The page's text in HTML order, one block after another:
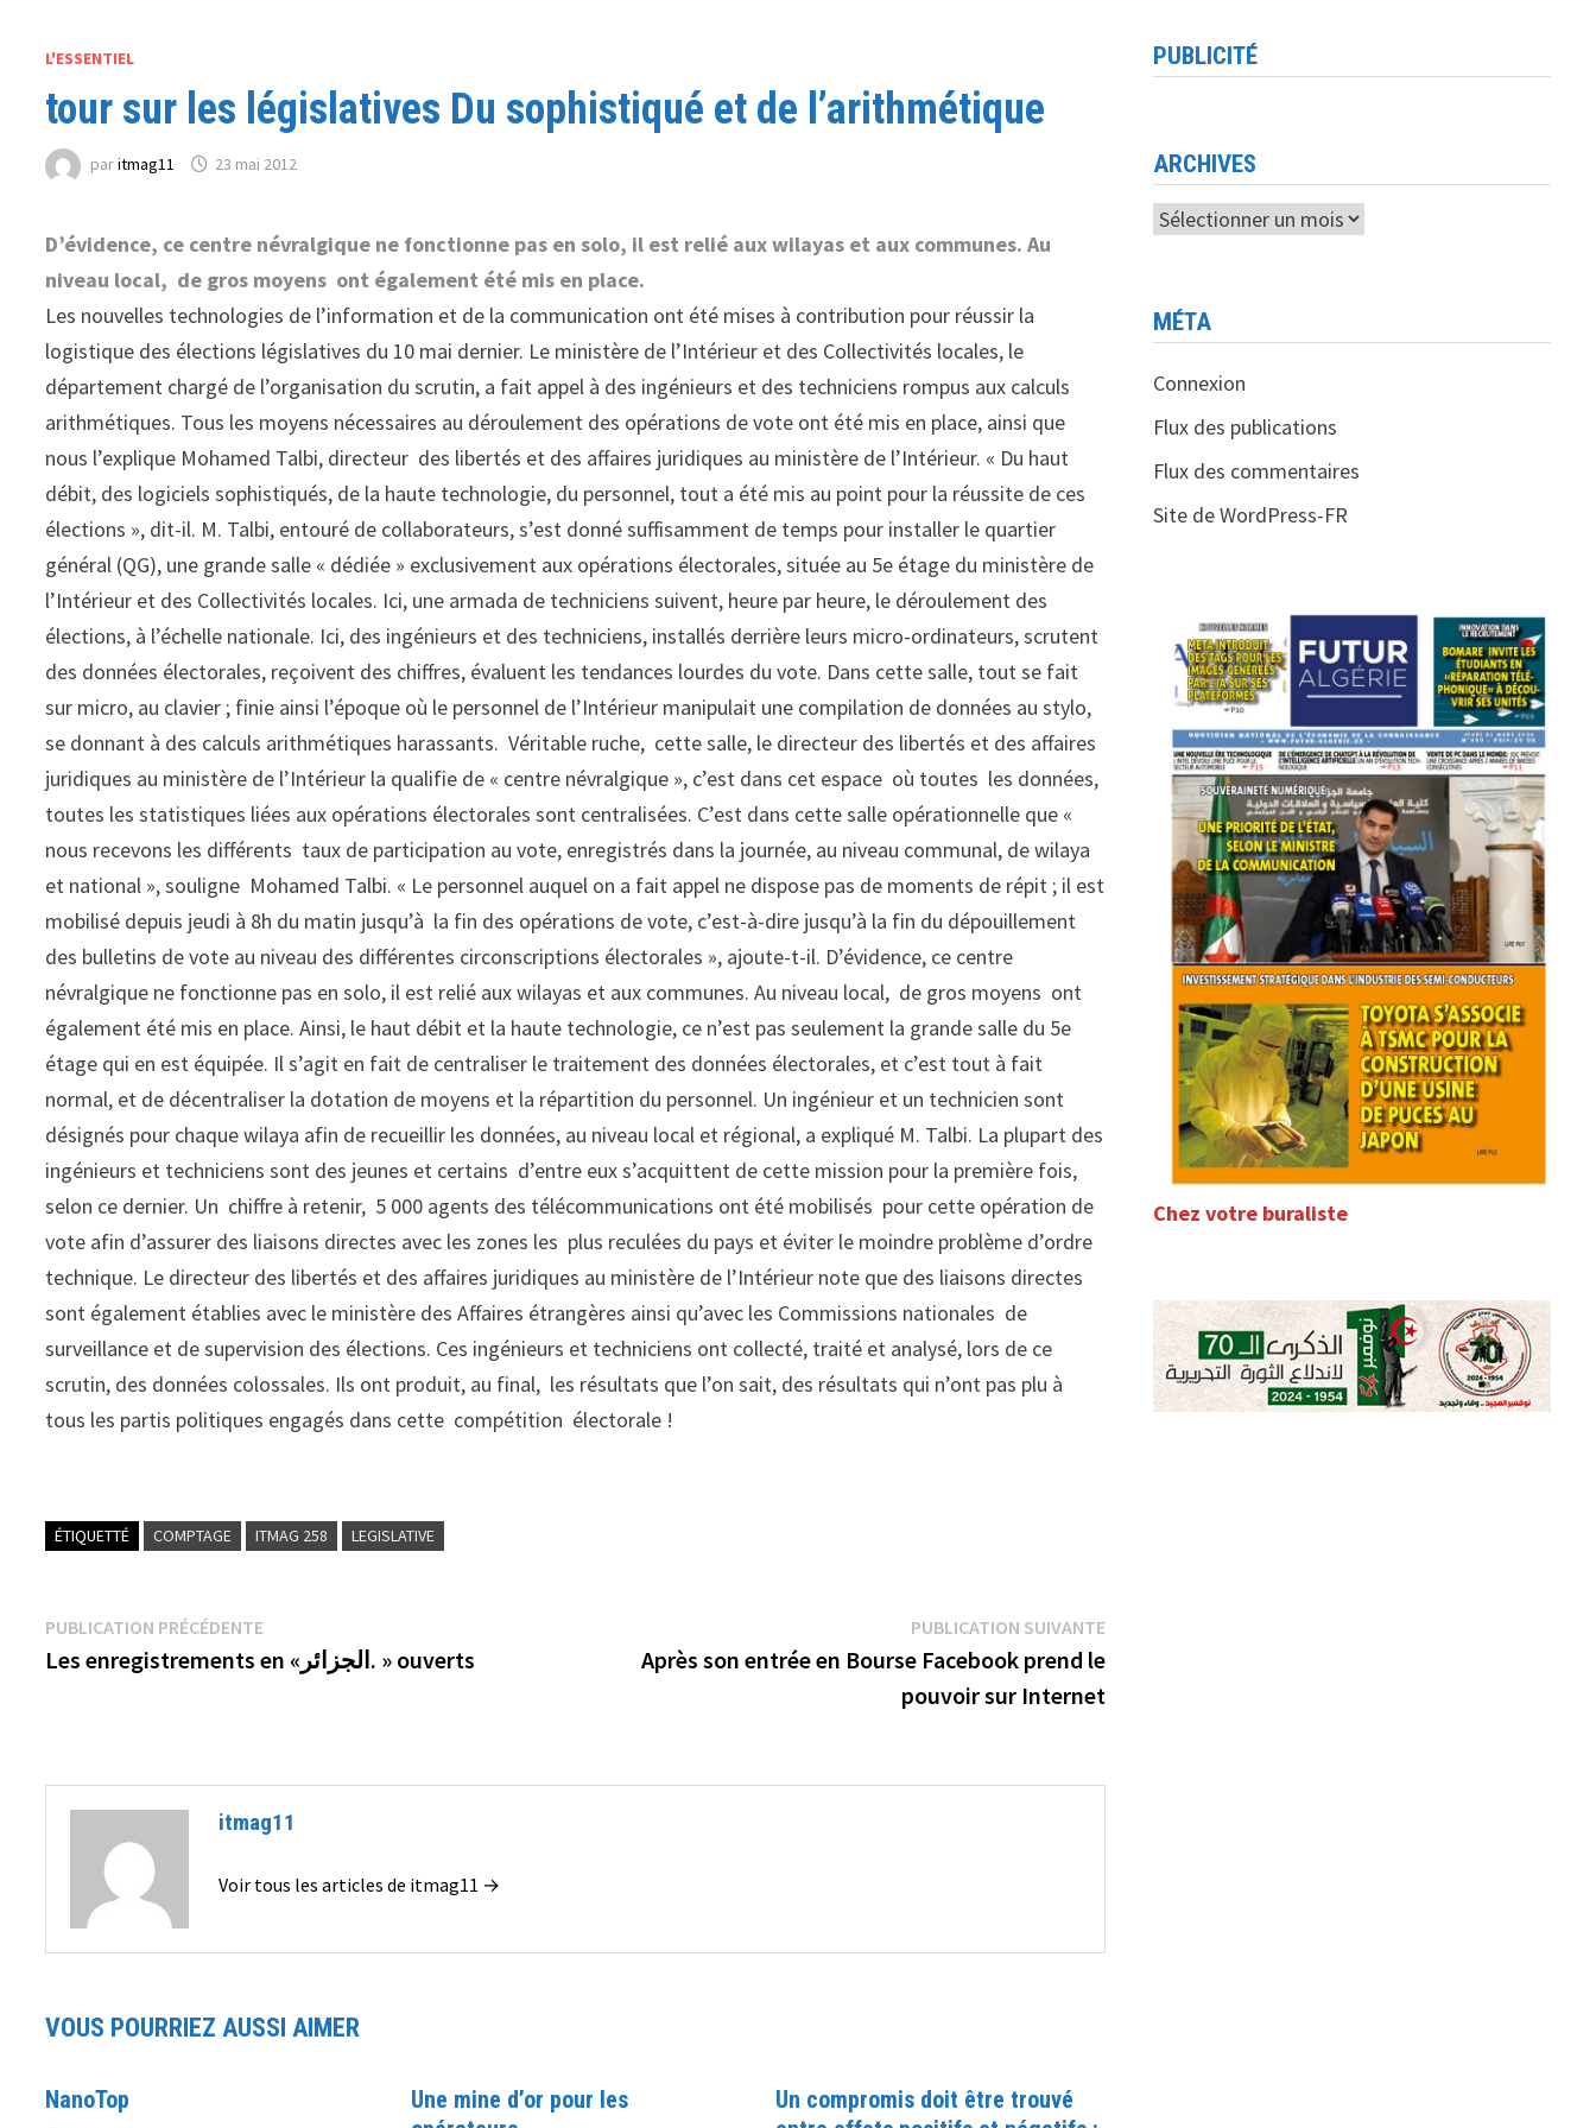
L'ESSENTIEL
tour sur les législatives Du sophistiqué et de l’arithmétique
paritmag11 23 mai 2012
D’évidence, ce centre névralgique ne fonctionne pas en solo, il est relié aux wilayas et aux communes. Au
niveau local, de gros moyens ont également été mis en place.
Les nouvelles technologies de l’information et de la communication ont été mises à contribution pour réussir la
logistique des élections législatives du 10 mai dernier. Le ministère de l’Intérieur et des Collectivités locales, le
département chargé de l’organisation du scrutin, a fait appel à des ingénieurs et des techniciens rompus aux calculs
arithmétiques. Tous les moyens nécessaires au déroulement des opérations de vote ont été mis en place, ainsi que
nous l’explique Mohamed Talbi, directeur des libertés et des affaires juridiques au ministère de l’Intérieur. « Du haut
débit, des logiciels sophistiqués, de la haute technologie, du personnel, tout a été mis au point pour la réussite de ces
élections », dit-il. M. Talbi, entouré de collaborateurs, s’est donné suffisamment de temps pour installer le quartier
général (QG), une grande salle « dédiée » exclusivement aux opérations électorales, située au 5e étage du ministère de
l’Intérieur et des Collectivités locales. Ici, une armada de techniciens suivent, heure par heure, le déroulement des
élections, à l’échelle nationale. Ici, des ingénieurs et des techniciens, installés derrière leurs micro-ordinateurs, scrutent
des données électorales, reçoivent des chiffres, évaluent les tendances lourdes du vote. Dans cette salle, tout se fait
sur micro, au clavier ; finie ainsi l’époque où le personnel de l’Intérieur manipulait une compilation de données au stylo,
se donnant à des calculs arithmétiques harassants. Véritable ruche, cette salle, le directeur des libertés et des affaires
juridiques au ministère de l’Intérieur la qualifie de « centre névralgique », c’est dans cet espace où toutes les données,
toutes les statistiques liées aux opérations électorales sont centralisées. C’est dans cette salle opérationnelle que «
nous recevons les différents taux de participation au vote, enregistrés dans la journée, au niveau communal, de wilaya
et national », souligne Mohamed Talbi. « Le personnel auquel on a fait appel ne dispose pas de moments de répit ; il est
mobilisé depuis jeudi à 8h du matin jusqu’à la fin des opérations de vote, c’est-à-dire jusqu’à la fin du dépouillement
des bulletins de vote au niveau des différentes circonscriptions électorales », ajoute-t-il. D’évidence, ce centre
névralgique ne fonctionne pas en solo, il est relié aux wilayas et aux communes. Au niveau local, de gros moyens ont
également été mis en place. Ainsi, le haut débit et la haute technologie, ce n’est pas seulement la grande salle du 5e
étage qui en est équipée. Il s’agit en fait de centraliser le traitement des données électorales, et c’est tout à fait
normal, et de décentraliser la dotation de moyens et la répartition du personnel. Un ingénieur et un technicien sont
désignés pour chaque wilaya afin de recueillir les données, au niveau local et régional, a expliqué M. Talbi. La plupart des
ingénieurs et techniciens sont des jeunes et certains d’entre eux s’acquittent de cette mission pour la première fois,
selon ce dernier. Un chiffre à retenir, 5 000 agents des télécommunications ont été mobilisés pour cette opération de
vote afin d’assurer des liaisons directes avec les zones les plus reculées du pays et éviter le moindre problème d’ordre
technique. Le directeur des libertés et des affaires juridiques au ministère de l’Intérieur note que des liaisons directes
sont également établies avec le ministère des Affaires étrangères ainsi qu’avec les Commissions nationales de
surveillance et de supervision des élections. Ces ingénieurs et techniciens ont collecté, traité et analysé, lors de ce
scrutin, des données colossales. Ils ont produit, au final, les résultats que l’on sait, des résultats qui n’ont pas plu à
tous les partis politiques engagés dans cette compétition électorale !
ÉTIQUETTÉ COMPTAGE ITMAG 258 LEGISLATIVE
Navigation
de
PUBLICATION PRÉCÉDENTEPublication
précédente :Les enregistrements en «الجزائر. » ouverts
PUBLICATION SUIVANTEPublication
suivante :
Après son entrée en Bourse Facebook prend le
pouvoir sur Internet
itmag11
Voir tous les articles de itmag11 →
VOUS POURRIEZ AUSSI AIMER
NanoTop
Une mine d’or pour les
Un compromis doit être trouvé
PUBLICITÉ
ARCHIVES
Archives
MÉTA
Connexion
Flux des publications
Flux des commentaires
Site de WordPress-FR
Chez votre buraliste